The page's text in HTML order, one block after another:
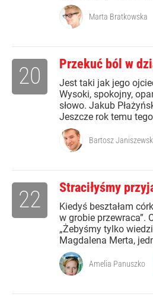
Marta Bratkowska
Przekuć ból w
Jest taki jak jego
Wysoki, spokojny,
słowo. Jakub
Jeszcze rok temu
20
Bartosz
Straciłyśmy
Kiedyś beształam
w grobie przewraca”.
„Żebyśmy tylko
Magdalena Merta,
22
Amelia Panuszko